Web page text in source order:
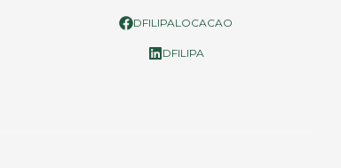
DFILIPALOCACAO
DFILIPA